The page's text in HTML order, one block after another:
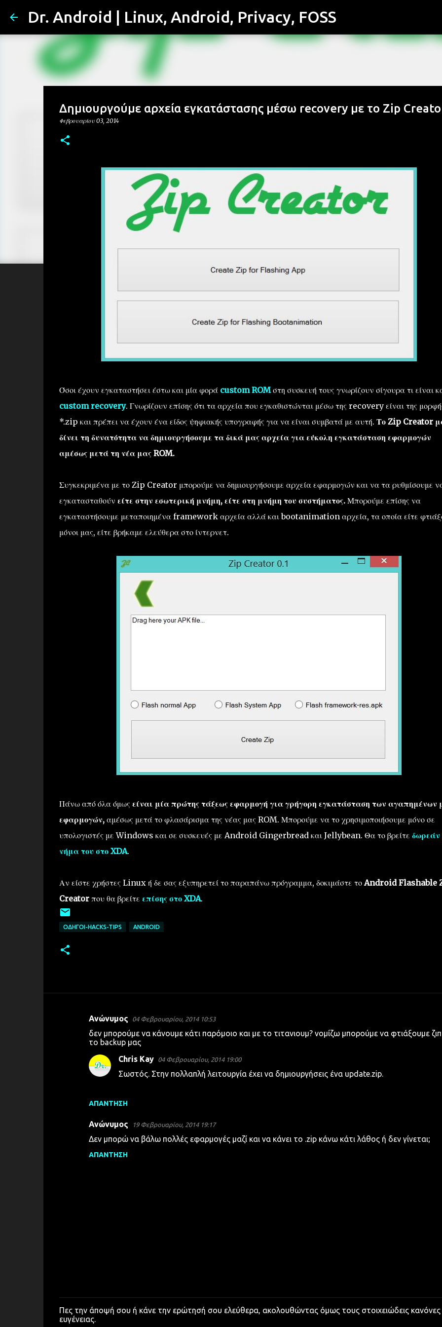
Μετάβαση στο κύριο περιεχόμενο
Dr. Android | Linux, Android, Privacy, FOSS
Δημιουργούμε αρχεία εγκατάστασης μέσω recovery με το Zip
Φεβρουαρίου 03, 2014
Όσοι έχουν εγκαταστήσει έστω και μία φορά custom ROMστη συσκευή τους γνωρίζουν σίγουρα τι είναι
custom recovery. Γνωρίζουν επίσης ότι τα αρχεία που εγκαθιστώνται μέσω της recovery είναι της
*.zip και πρέπει να έχουν ένα είδος ψηφιακής υπογραφής για να είναι συμβατά με αυτή. Το Zip Creator
δίνει τη δυνατότητα να δημιουργήσουμε τα δικά μας αρχεία για εύκολη εγκατάσταση εφαρμογών
αμέσως μετά τη νέα μας ROM.
Συγκεκριμένα με το Zip Creator μπορούμε να δημιουργήσουμε αρχεία εφαρμογών και να τα ρυθμίσουμε
εγκατασταθούν είτε στην εσωτερική μνήμη, είτε στη μνήμη του συστήματος.Μπορούμε επίσης να
εγκαταστήσουμε μεταποιημένα framework αρχεία αλλά και bootanimation αρχεία, τα οποία είτε
μόνοι μας, είτε βρήκαμε ελεύθερα στο ίντερνετ.
Πάνω από όλα όμως είναι μία πρώτης τάξεως εφαρμογή για γρήγορη εγκατάσταση των αγαπημένων
εφαρμογών,αμέσως μετά το φλασάρισμα της νέας μας ROM. Μπορούμε να το χρησιμοποιήσουμε μόνο σε
υπολογιστές με Windows και σε συσκευές με Android Gingerbread και Jellybean. Θα το βρείτε δωρεάν
νήμα του στο XDA.
Αν είστε χρήστες Linux ή δε σας εξυπηρετεί το παραπάνω πρόγραμμα, δοκιμάστε το Android Flashable
Creatorπου θα βρείτε επίσης στο XDA.
ΟΔΗΓΟΊ-HACKS-TIPS ANDROID
Ανώνυμος 04 Φεβρουαρίου, 2014 10:53
δεν μπορούμε να κάνουμε κάτι παρόμοιο και με το τιτανιουμ? νομίζω μπορούμε να φτιάξουμε
το backup μας
ΑΠΆΝΤΗΣΗ
Chris Kay 04 Φεβρουαρίου, 2014 19:00
Σωστός. Στην πολλαπλή λειτουργία έχει να δημιουργήσεις ένα update.zip.
Ανώνυμος 19 Φεβρουαρίου, 2014 19:17
Δεν μπορώ να βάλω πολλές εφαρμογές μαζί και να κάνει το .zip κάνω κάτι λάθος ή δεν γίνεται;
ΑΠΆΝΤΗΣΗ
Δ
η
Πες την άποψή σου ή κάνε την ερώτησή σου ελεύθερα, ακολουθώντας όμως τους στοιχειώδεις κανόνες
ευγένειας.